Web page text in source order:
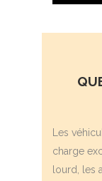
Les
charge
lourd, les